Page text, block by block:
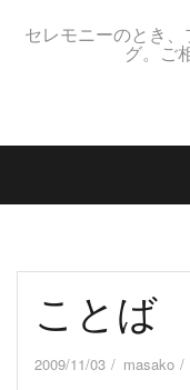
セレモニーのとき
グ。ご
ことば
2009/11/03 masako